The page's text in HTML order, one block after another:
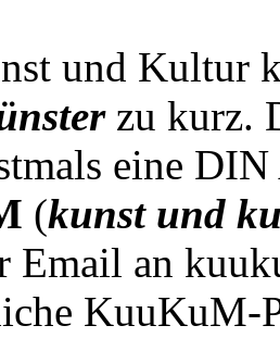
und Kultur
zu kurz.
eine
(kunst und
Email an
KuuKuM-